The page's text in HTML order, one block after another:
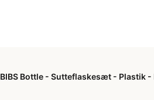
BIBS Bottle - Sutteflaskesæt - Plastik